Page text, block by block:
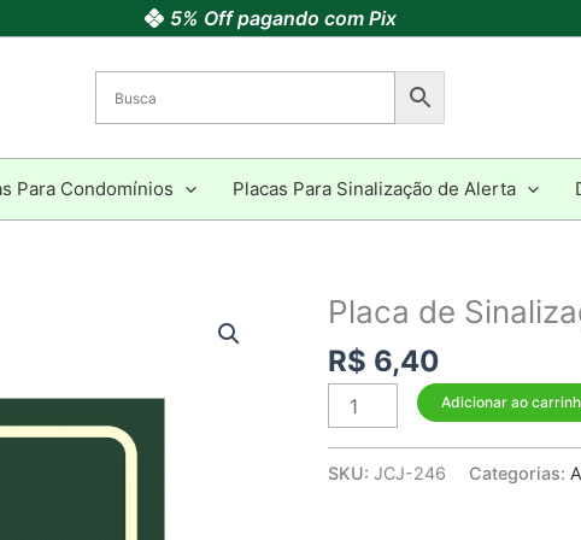
5% Off pagando com Pix
Para Condomínios Placas Para Sinalização de Alerta
Placa de
R$ 6,40
Placa
Sinalização
Elevador
Social
Adicionar ao
SKU: JCJ-246 Categorias: